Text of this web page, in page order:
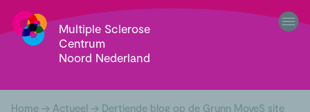
Multiple Sclerose
Centrum
Noord Nederland
Home → Actueel → Dertiende blog op de Grunn MoveS site